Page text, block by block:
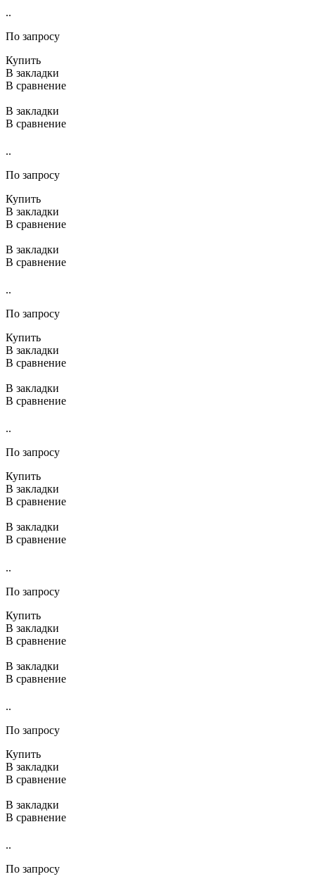
..
По запросу
Купить
В закладки
В сравнение
В закладки
В сравнение
..
По запросу
Купить
В закладки
В сравнение
В закладки
В сравнение
..
По запросу
Купить
В закладки
В сравнение
В закладки
В сравнение
..
По запросу
Купить
В закладки
В сравнение
В закладки
В сравнение
..
По запросу
Купить
В закладки
В сравнение
В закладки
В сравнение
..
По запросу
Купить
В закладки
В сравнение
В закладки
В сравнение
..
По запросу